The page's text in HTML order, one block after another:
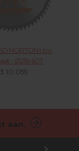
NORTON t.b.v.
- Ø216-60T
aan.